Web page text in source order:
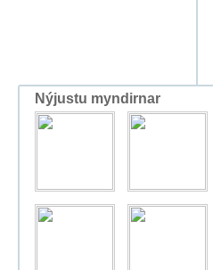
Nýjustu myndirnar